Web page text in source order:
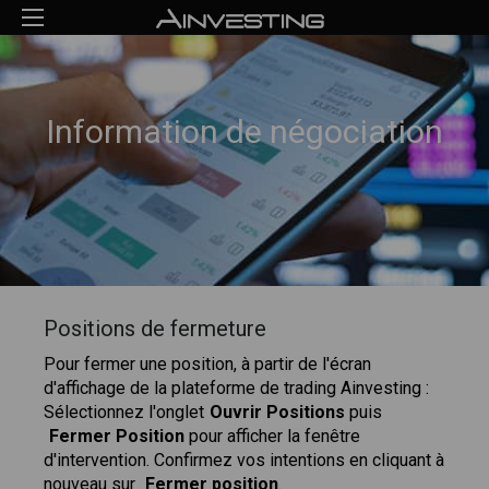
Information de négociation
Positions de fermeture
Pour fermer une position, à partir de l'écran
d'affichage de la plateforme de trading Ainvesting :
Sélectionnez l'onglet Ouvrir Positions puis
Fermer Position pour afficher la fenêtre
d'intervention. Confirmez vos intentions en cliquant à
nouveau sur Fermer position.